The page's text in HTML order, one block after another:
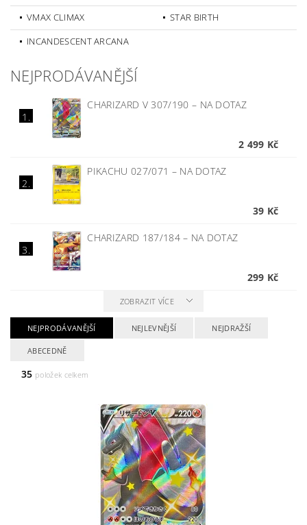
VMAX CLIMAX
STAR BIRTH
INCANDESCENT ARCANA
NEJPRODÁVANĚJŠÍ
1.
CHARIZARD V 307/190 – NA DOTAZ
2 499 Kč
2.
PIKACHU 027/071 – NA DOTAZ
39 Kč
3.
CHARIZARD 187/184– NA DOTAZ
299 Kč
ZOBRAZIT VÍCE
NEJPRODÁVANĚJŠÍ NEJLEVNĚJŠÍ NEJDRAŽŠÍ
ABECEDNĚ
35 položek celkem